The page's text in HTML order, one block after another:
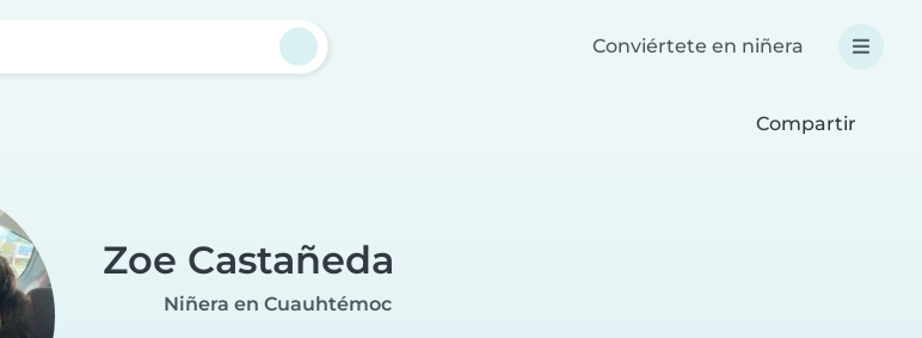
Conviértete en niñera
Compartir
Zoe Castañeda
Niñera en Cuauhtémoc